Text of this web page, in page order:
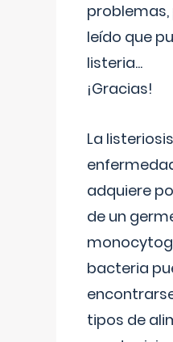
leído que
listeria...
¡Gracias!
La
adquiere
de un
bacteria
tipos de